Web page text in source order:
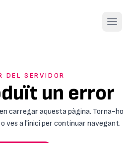
Open
DEL SERVIDOR
un error
carregar aquesta pàgina. Torna-ho
ves a l'inici per continuar navegant.